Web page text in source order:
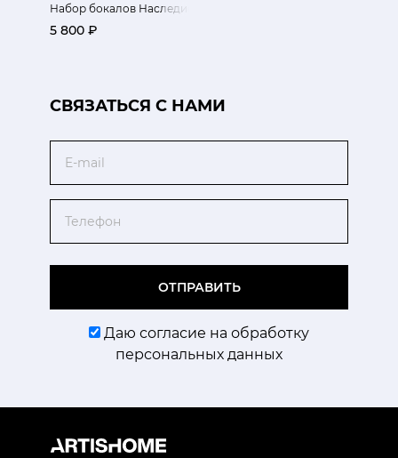
Набор бокалов Наследие 2 шт
5 800 ₽
CВЯЗАТЬСЯ С НАМИ
ОТПРАВИТЬ
Даю согласие на обработку
персональных данных